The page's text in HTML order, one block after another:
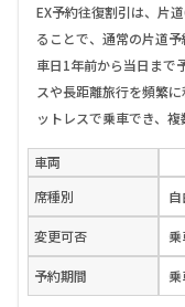
EX予約往復割引は、片
ることで、通常の片道
車日1年前から当日まで
スや長距離旅行を頻繁
ットレスで乗車でき、複
車両
席種別
変更可否
予約期間